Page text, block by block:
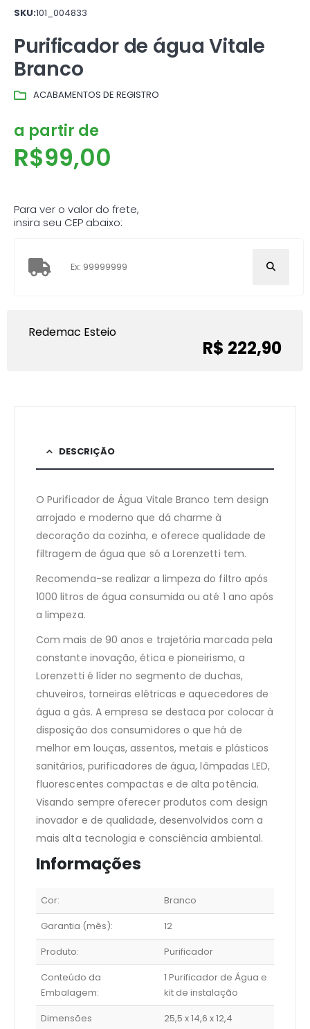
SKU:101_004833
Purificador de água Vitale
Branco
ACABAMENTOS DE REGISTRO
a partir de
R$99,00
Para ver o valor do frete,
insira seu CEP abaixo:
Redemac Esteio
R$ 222,90
DESCRIÇÃO
O Purificador de Água Vitale Branco tem design
arrojado e moderno que dá charme à
decoração da cozinha, e oferece qualidade de
filtragem de água que só a Lorenzetti tem.
Recomenda-se realizar a limpeza do filtro após
1000 litros de água consumida ou até 1 ano após
a limpeza.
Com mais de 90 anos e trajetória marcada pela
constante inovação, ética e pioneirismo, a
Lorenzetti é líder no segmento de duchas,
chuveiros, torneiras elétricas e aquecedores de
água a gás. A empresa se destaca por colocar à
disposição dos consumidores o que há de
melhor em louças, assentos, metais e plásticos
sanitários, purificadores de água, lâmpadas LED,
fluorescentes compactas e de alta potência.
Visando sempre oferecer produtos com design
inovador e de qualidade, desenvolvidos com a
mais alta tecnologia e consciência ambiental.
Informações
Cor:
Branco
Garantia (mês):
12
Produto:
Purificador
Conteúdo da
Embalagem:
1 Purificador de Água e
kit de instalação
Dimensões
25,5 x 14,6 x 12,4